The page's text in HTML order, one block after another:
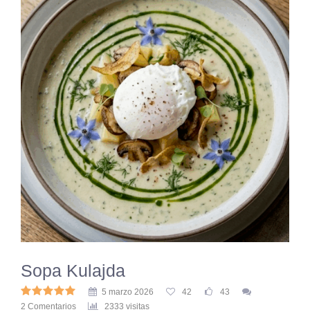
Sopa Kulajda
5 marzo 2026 42
43
2 Comentarios
2333 visitas